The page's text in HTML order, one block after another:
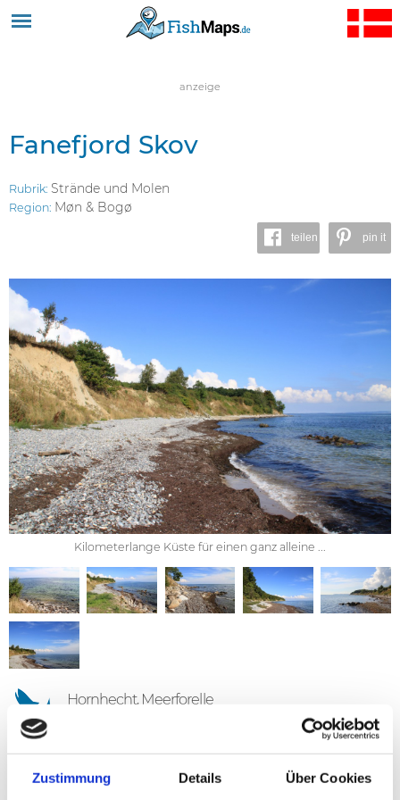
Zustimmung Details Über Cookies
Jump to navigation
anzeige
Fanefjord Skov
Rubrik: Strände und Molen
Region: Møn & Bogø
teilen pin it
Kilometerlange Küste für einen ganz alleine ...
Hornhecht, Meerforelle
Angler. Und wenn, dann bleibt auf jeden Fall ausreichend
Platz für alle, diese tolle und für Meerforelleangler perfekt